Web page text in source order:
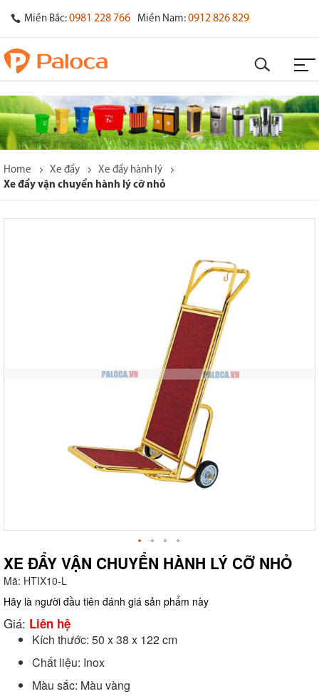
Miền Bắc: 0981 228 766 Miền Nam: 0912 826 829
Home Xe đẩy
Xe đẩy hành lý
Xe đẩy vận chuyển hành lý cỡ nhỏ
XE ĐẨY VẬN CHUYỂN HÀNH LÝ CỠ NHỎ
Mã: HTIX10-L
Hãy là người đầu tiên đánh giá sản phẩm này
Giá: Liên hệ
Kích thước: 50 x 38 x 122 cm
Chất liệu: Inox
Màu sắc: Màu vàng